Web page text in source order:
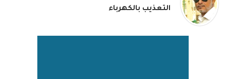
التعذيب بالكهرباء